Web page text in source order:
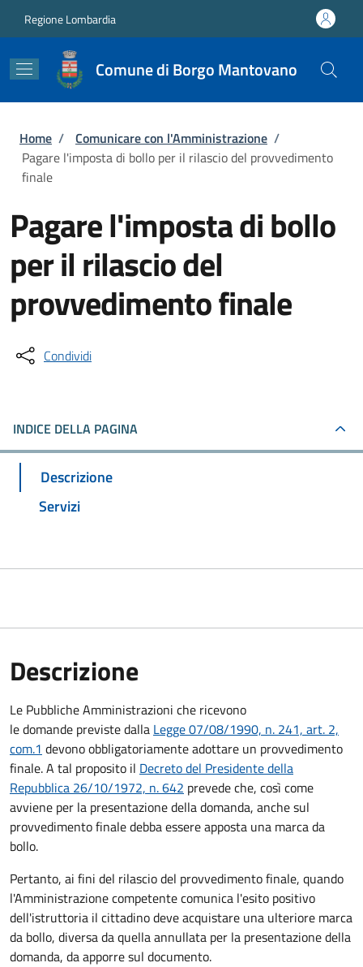
Regione Lombardia
Comune di Borgo Mantovano
Briciole di pane
Home / Comunicare con l'Amministrazione /
Pagare l'imposta di bollo per il rilascio del provvedimento
finale
Pagare l'imposta di bollo
per il rilascio del
provvedimento finale
Condividi
INDICE DELLA PAGINA
Descrizione
Servizi
Descrizione
Le Pubbliche Amministrazioni che ricevono
le domande previste dalla Legge 07/08/1990, n. 241, art. 2,
com.1 devono obbligatoriamente adottare un provvedimento
finale. A tal proposito il Decreto del Presidente della
Repubblica 26/10/1972, n. 642 prevede che, così come
avviene per la presentazione della domanda, anche sul
provvedimento finale debba essere apposta una marca da
bollo.
Pertanto, ai fini del rilascio del provvedimento finale, quando
l'Amministrazione competente comunica l'esito positivo
dell'istruttoria il cittadino deve acquistare una ulteriore marca
da bollo, diversa da quella annullata per la presentazione della
domanda, da apporre sul documento.